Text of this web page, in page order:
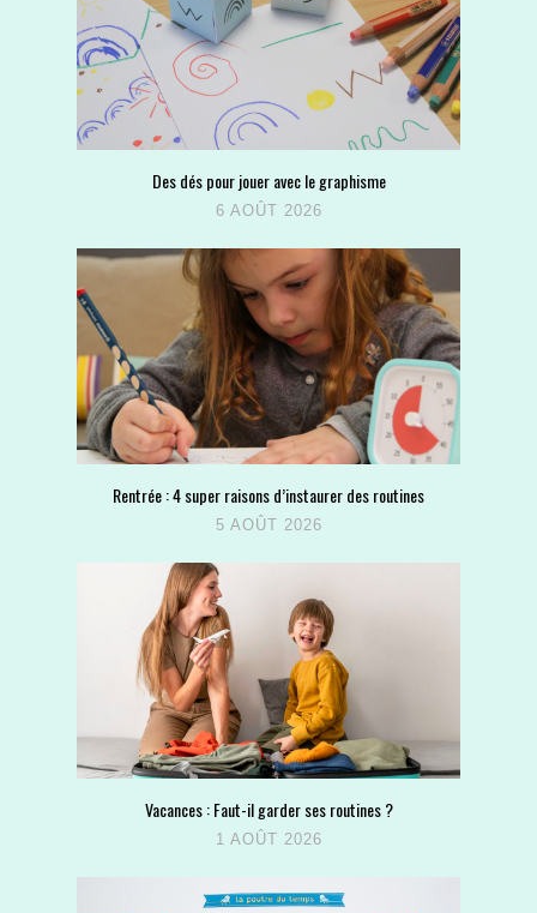
Des dés pour jouer avec le graphisme
6 AOÛT 2026
Rentrée : 4 super raisons d’instaurer des routines
5 AOÛT 2026
Vacances : Faut-il garder ses routines ?
1 AOÛT 2026